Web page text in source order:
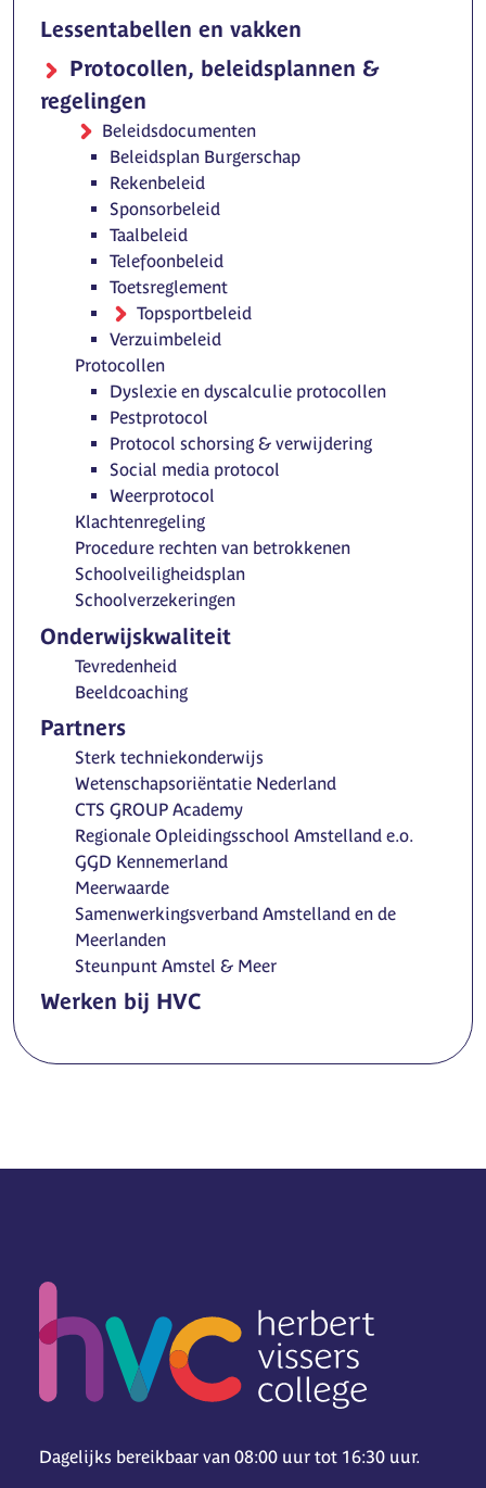
Lessentabellen en vakken
regelingen
Beleidsdocumenten
Beleidsplan Burgerschap
Rekenbeleid
Sponsorbeleid
Taalbeleid
Telefoonbeleid
Toetsreglement
Topsportbeleid
Verzuimbeleid
Protocollen
Dyslexie en dyscalculie protocollen
Pestprotocol
Protocol schorsing & verwijdering
Social media protocol
Weerprotocol
Klachtenregeling
Procedure rechten van betrokkenen
Schoolveiligheidsplan
Schoolverzekeringen
Onderwijskwaliteit
Tevredenheid
Beeldcoaching
Partners
Sterk techniekonderwijs
Wetenschapsoriëntatie Nederland
CTS GROUP Academy
Regionale Opleidingsschool Amstelland e.o.
GGD Kennemerland
Meerwaarde
Samenwerkingsverband Amstelland en de
Meerlanden
Steunpunt Amstel & Meer
Werken bij HVC
Dagelijks bereikbaar van 08:00 uur tot 16:30 uur.